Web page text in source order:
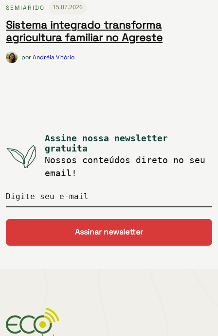
SEMIÁRIDO 15.07.2026
Sistema integrado transforma
agricultura familiar no Agreste
porAndréia Vitório
Assine nossa newsletter
gratuita
Nossos conteúdos direto no seu
email!
Digite seu e-mail